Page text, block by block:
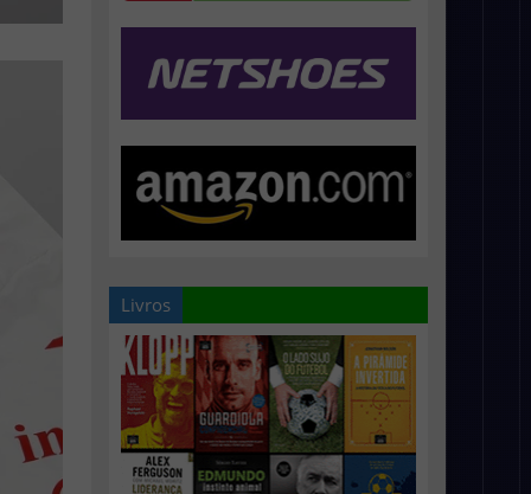
Livros